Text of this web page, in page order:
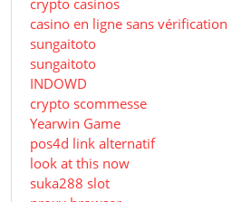
casino en ligne sans vérification
sungaitoto
sungaitoto
INDOWD
crypto scommesse
Yearwin Game
pos4d link alternatif
look at this now
suka288 slot